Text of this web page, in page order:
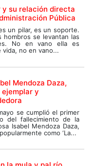
y su relación directa
Pública
un pilar, es un soporte.
hombros se levantan las
No en vano ella es
vida, no en vano...
Mendoza Daza,
y
se cumplió el primer
del fallecimiento de la
Isabel Mendoza Daza,
como ‘La...